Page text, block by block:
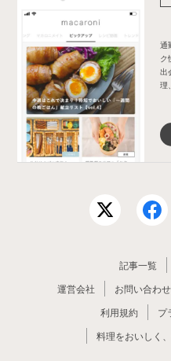
通
ク
出
理
記事一覧
運営会社
お問い合わせ
利用規約
プ
料理をおいしく